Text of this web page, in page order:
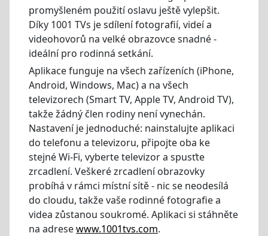
promyšleném použití oslavu ještě vylepšit.
Díky 1001 TVs je sdílení fotografií, videí a
videohovorů na velké obrazovce snadné -
ideální pro rodinná setkání.
Aplikace funguje na všech zařízeních (iPhone,
Android, Windows, Mac) a na všech
televizorech (Smart TV, Apple TV, Android TV),
takže žádný člen rodiny není vynechán.
Nastavení je jednoduché: nainstalujte aplikaci
do telefonu a televizoru, připojte oba ke
stejné Wi-Fi, vyberte televizor a spusťte
zrcadlení. Veškeré zrcadlení obrazovky
probíhá v rámci místní sítě - nic se neodesílá
do cloudu, takže vaše rodinné fotografie a
videa zůstanou soukromé. Aplikaci si stáhněte
na adresewww.1001tvs.com.